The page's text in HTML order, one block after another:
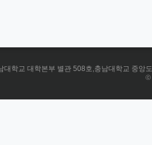
대학교 대학본부 별관 508호,충남대학교 중앙
ⓒ